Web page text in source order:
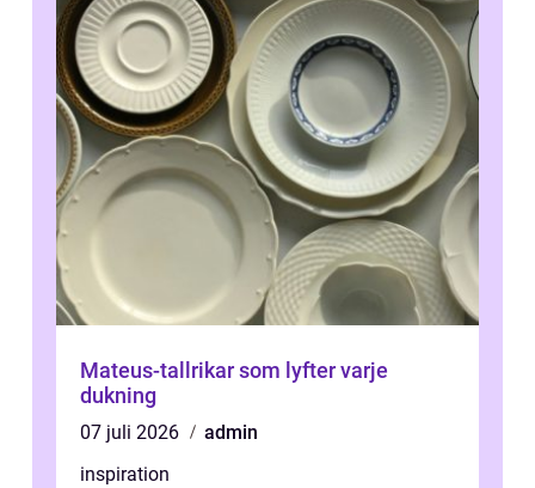
Mateus-tallrikar som lyfter varje
dukning
07 juli 2026
admin
inspiration